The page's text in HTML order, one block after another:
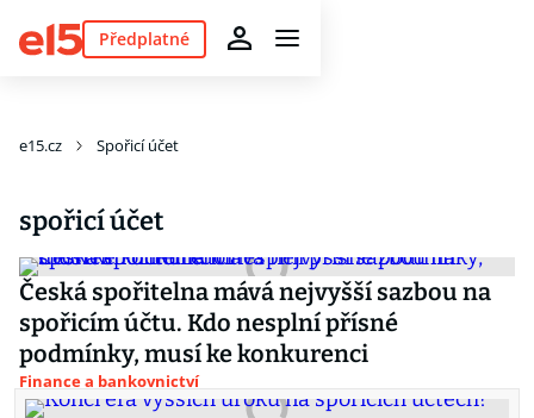
Předplatné
e15.cz Spořicí účet
spořicí účet
Česká spořitelna mává nejvyšší sazbou na
spořicím účtu. Kdo nesplní přísné
podmínky, musí ke konkurenci
Finance a bankovnictví